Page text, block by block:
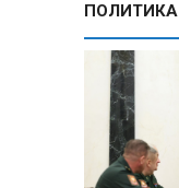
ПОЛИТИКА